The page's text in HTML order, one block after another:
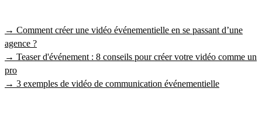
→ Comment créer une vidéo événementielle en se passant d’une
agence ?
→ Teaser d'événement : 8 conseils pour créer votre vidéo comme un
pro
→ 3 exemples de vidéo de communication événementielle